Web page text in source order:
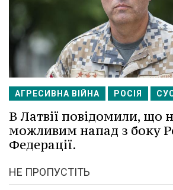
АГРЕСИВНА ВІЙНА РОСІЯ
В Латвії повідомили, що
можливим напад з боку
Федерації.
НЕ ПРОПУСТІТЬ